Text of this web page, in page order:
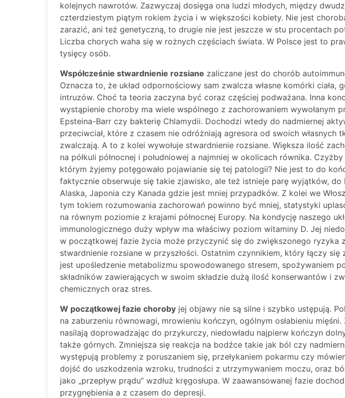
kolejnych nawrotów. Zazwyczaj dosięga ona ludzi młodych, między
czterdziestym piątym rokiem życia i w większości kobiety. Nie jest
zarazić, ani też genetyczną, to drugie nie jest jeszcze w stu procentach
Liczba chorych waha się w rożnych częściach świata. W Polsce jest to
tysięcy osób.
Współcześnie stwardnienie rozsiane zaliczane jest do chorób
Oznacza to, że układ odpornościowy sam zwalcza własne komórki ciała,
intruzów. Choć ta teoria zaczyna być coraz częściej podważana. Inna
wystąpienie choroby ma wiele wspólnego z zachorowaniem wywołanym
Epsteina-Barr czy bakterię Chlamydii. Dochodzi wtedy do nadmiernej
przeciwciał, które z czasem nie odróżniają agresora od swoich własnych
zwalczają. A to z kolei wywołuje stwardnienie rozsiane. Większa ilość
na półkuli północnej i południowej a najmniej w okolicach równika.
którym żyjemy potęgowało pojawianie się tej patologii? Nie jest to do
faktycznie obserwuje się takie zjawisko, ale też istnieje parę wyjątków, do
Alaska, Japonia czy Kanada gdzie jest mniej przypadków. Z kolei we
tym tokiem rozumowania zachorowań powinno być mniej, statystyki
na równym poziomie z krajami północnej Europy. Na kondycję naszego
immunologicznego duży wpływ ma właściwy poziom witaminy D. Jej
w początkowej fazie życia może przyczynić się do zwiększonego ryzyka
stwardnienie rozsiane w przyszłości. Ostatnim czynnikiem, który łączy się
jest upośledzenie metabolizmu spowodowanego stresem, spożywaniem
składników zawierających w swoim składzie dużą ilość konserwantów i
chemicznych oraz stres.
W początkowej fazie choroby jej objawy nie są silne i szybko ustępują.
na zaburzeniu równowagi, mrowieniu kończyn, ogólnym osłabieniu mięśni.
nasilają doprowadzając do przykurczy, niedowładu najpierw kończyn
także górnych. Zmniejsza się reakcja na bodźce takie jak ból czy
występują problemy z poruszaniem się, przełykaniem pokarmu czy
dojść do uszkodzenia wzroku, trudności z utrzymywaniem moczu, oraz
jako „przepływ prądu” wzdłuż kręgosłupa. W zaawansowanej fazie
przygnębienia a z czasem do depresji.